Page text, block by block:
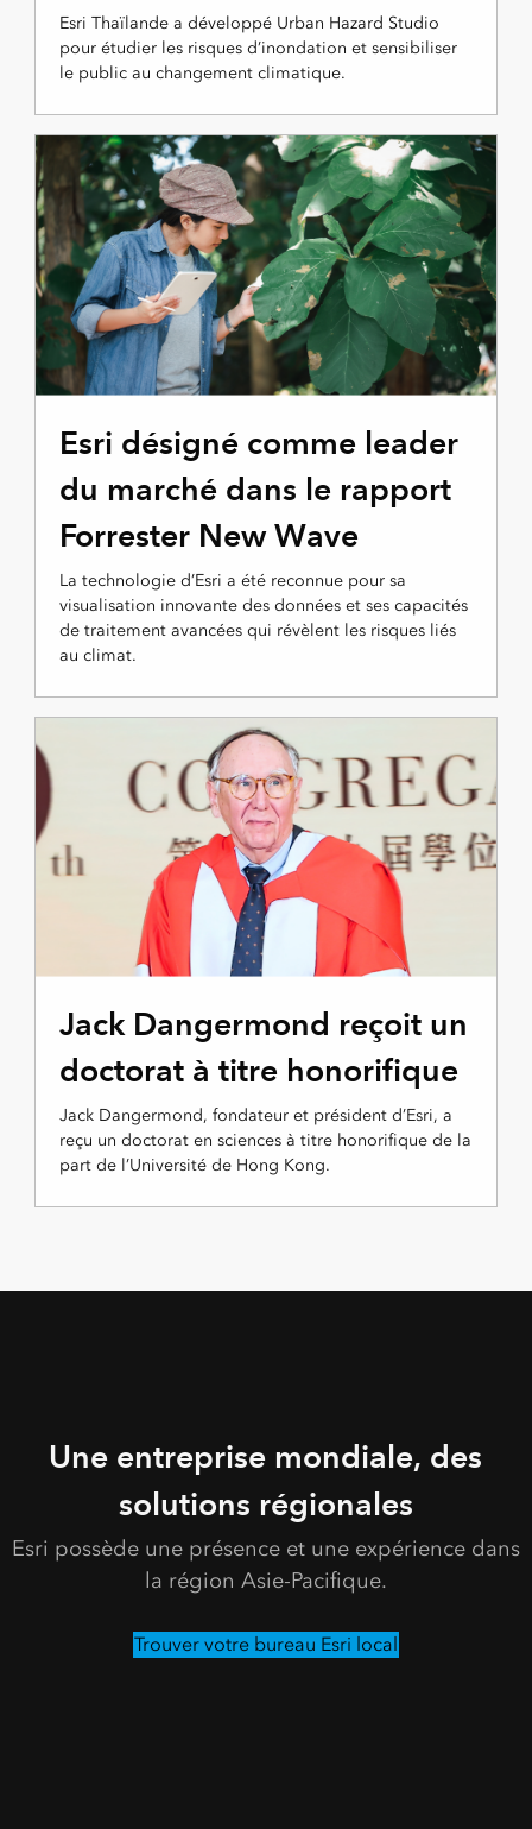
Esri Thaïlande a développé Urban Hazard Studio
pour étudier les risques d’inondation et sensibiliser
le public au changement climatique.
Esri désigné comme leader
du marché dans le rapport
Forrester New Wave
La technologie d’Esri a été reconnue pour sa
visualisation innovante des données et ses capacités
de traitement avancées qui révèlent les risques liés
au climat.
Jack Dangermond reçoit un
doctorat à titre honorifique
Jack Dangermond, fondateur et président d’Esri, a
reçu un doctorat en sciences à titre honorifique de la
part de l’Université de Hong Kong.
Une entreprise mondiale, des
solutions régionales
Esri possède une présence et une expérience dans
la région Asie-Pacifique.
Trouver votre bureau Esri local